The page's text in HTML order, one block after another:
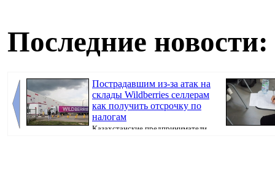
Последние новости:
Пострадавшим из-за атак на
склады Wildberries селлерам
как получить отсрочку по
налогам
Казахстанские предприниматели,